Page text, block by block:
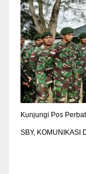
Kunjungi Pos
SBY, KOMUNIKASI